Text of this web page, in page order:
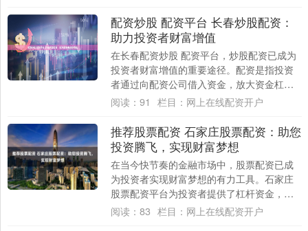
配资炒股 配资平台 长春炒股配资：
助力投资者财富增值
在长春配资炒股 配资平台，炒股配资已成为
投资者财富增值的重要途径。配资是指投资
者通过向配资公司借入资金，放大资金杠
杆，从而提高投资收益率。 配资炒股的收益
阅读： 91 栏目： 网上在线配资开户
推荐股票配资 石家庄股票配资：助您
投资腾飞，实现财富梦想
在当今快节奏的金融市场中，股票配资已成
为投资者实现财富梦想的有力工具。石家庄
股票配资平台为投资者提供了杠杆资金，放
大投资收益推荐股票配资，助力其在资本市
阅读： 83 栏目： 网上在线配资开户